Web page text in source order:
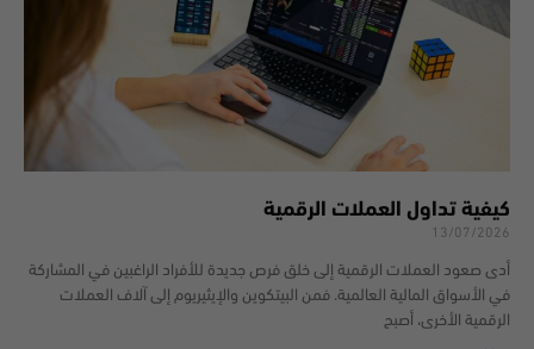
كيفية تداول العملات الرقمية
13/07/2026
أدى صعود العملات الرقمية إلى خلق فرص جديدة للأفراد الراغبين في المشاركة
في الأسواق المالية العالمية. فمن البيتكوين والإيثيريوم إلى آلاف العملات
الرقمية الأخرى، أصبح